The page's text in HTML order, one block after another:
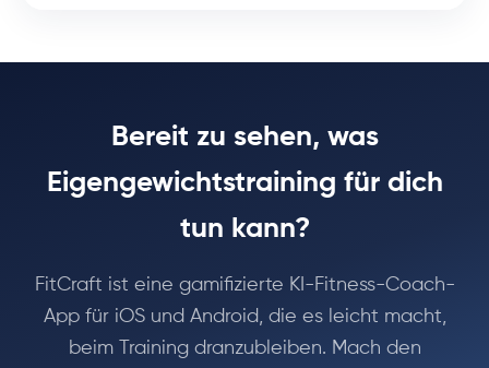
Bereit zu sehen, was
Eigengewichtstraining für dich
tun kann?
FitCraft ist eine gamifizierte KI-Fitness-Coach-
App für iOS und Android, die es leicht macht,
beim Training dranzubleiben. Mach den